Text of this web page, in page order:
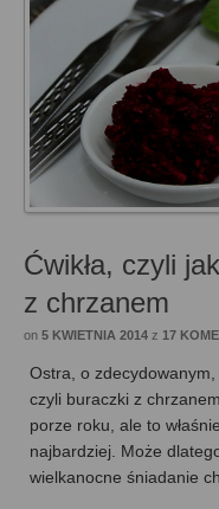
Ćwikła, czyli
z chrzanem
on 5 KWIETNIA 2014 z 17
Ostra, o
czyli buraczki z
porze roku, ale to
najbardziej. Może
wielkanocne śniadanie